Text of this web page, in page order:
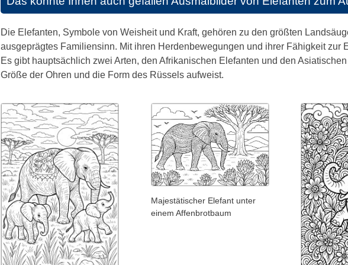
Die Elefanten, Symbole von Weisheit und Kraft, gehören zu den größten
ausgeprägtes Familiensinn. Mit ihren Herdenbewegungen und ihrer Fähigkeit
Es gibt hauptsächlich zwei Arten, den Afrikanischen Elefanten und den
Größe der Ohren und die Form des Rüssels aufweist.
Majestätischer Elefant unter
einem Affenbrotbaum